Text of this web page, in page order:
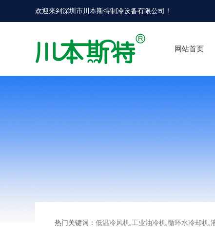
欢迎来到深圳市川本斯特制冷设备有限公司 ！
网站首页
热门关键词： 低温冷风机,工业油冷机,循环水冷却机,